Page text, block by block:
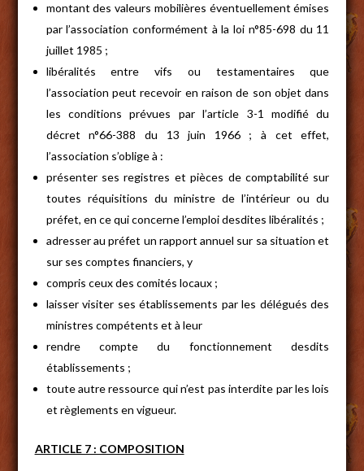
montant des valeurs mobilières éventuellement émises
par l’association conformément à la loi n°85-698 du 11
juillet 1985 ;
libéralités entre vifs ou testamentaires que
l’association peut recevoir en raison de son objet dans
les conditions prévues par l’article 3-1 modifié du
décret n°66-388 du 13 juin 1966 ; à cet effet,
l’association s’oblige à :
présenter ses registres et pièces de comptabilité sur
toutes réquisitions du ministre de l’intérieur ou du
préfet, en ce qui concerne l’emploi desdites libéralités ;
adresser au préfet un rapport annuel sur sa situation et
sur ses comptes financiers, y
compris ceux des comités locaux ;
laisser visiter ses établissements par les délégués des
ministres compétents et à leur
rendre compte du fonctionnement desdits
établissements ;
toute autre ressource qui n’est pas interdite par les lois
et règlements en vigueur.
ARTICLE 7 : COMPOSITION